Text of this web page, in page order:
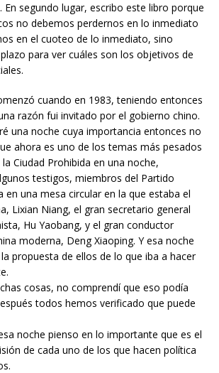
En segundo lugar, escribo este libro porque
no debemos perdernos en lo inmediato
en el cuoteo de lo inmediato, sino
para ver cuáles son los objetivos de
cuando en 1983, teniendo entonces
razón fui invitado por el gobierno chino.
una noche cuya importancia entonces no
ahora es uno de los temas más pesados
Ciudad Prohibida en una noche,
testigos, miembros del Partido
en una mesa circular en la que estaba el
Lixian Niang, el gran secretario general
Hu Yaobang, y el gran conductor
moderna, Deng Xiaoping. Y esa noche
propuesta de ellos de lo que iba a hacer
cosas, no comprendí que eso podía
todos hemos verificado que puede
noche pienso en lo importante que es el
de cada uno de los que hacen política